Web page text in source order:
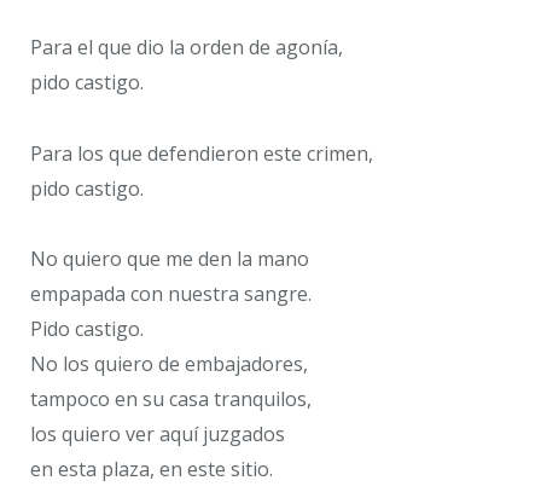
Para el que dio la orden de agonía,
pido castigo.
Para los que defendieron este crimen,
pido castigo.
No quiero que me den la mano
empapada con nuestra sangre.
Pido castigo.
No los quiero de embajadores,
tampoco en su casa tranquilos,
los quiero ver aquí juzgados
en esta plaza, en este sitio.